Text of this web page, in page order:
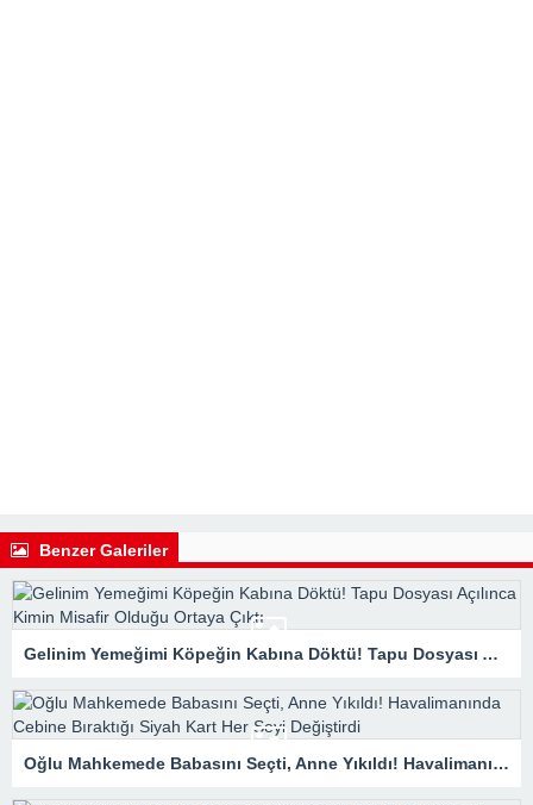
Benzer Galeriler
Gelinim Yemeğimi Köpeğin Kabına Döktü! Tapu Dosyası Açılınca Kimin Misafir Olduğu Ortaya Çıktı
Oğlu Mahkemede Babasını Seçti, Anne Yıkıldı! Havalimanında Cebine Bıraktığı Siyah Kart Her Şeyi Değiştirdi